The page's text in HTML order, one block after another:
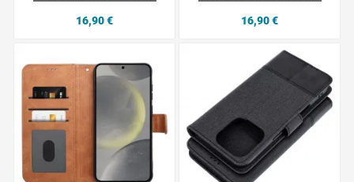
16,90 € 16,90 €